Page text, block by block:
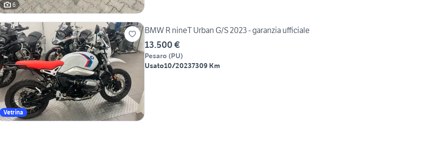
6
Vetrina
BMW R nineT Urban G/S 2023 - garanzia ufficiale
13.500 €
Pesaro (PU)
Usato10/20237309 Km